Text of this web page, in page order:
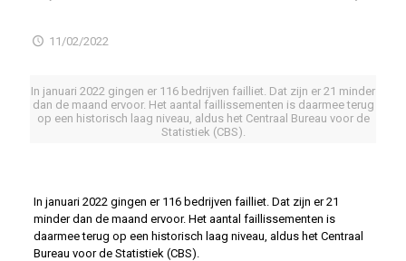
11/02/2022
In januari 2022 gingen er 116 bedrijven failliet. Dat zijn er 21 minder
dan de maand ervoor. Het aantal faillissementen is daarmee terug
op een historisch laag niveau, aldus het Centraal Bureau voor de
Statistiek (CBS).
In januari 2022 gingen er 116 bedrijven failliet. Dat zijn er 21
minder dan de maand ervoor. Het aantal faillissementen is
daarmee terug op een historisch laag niveau, aldus het Centraal
Bureau voor de Statistiek (CBS).